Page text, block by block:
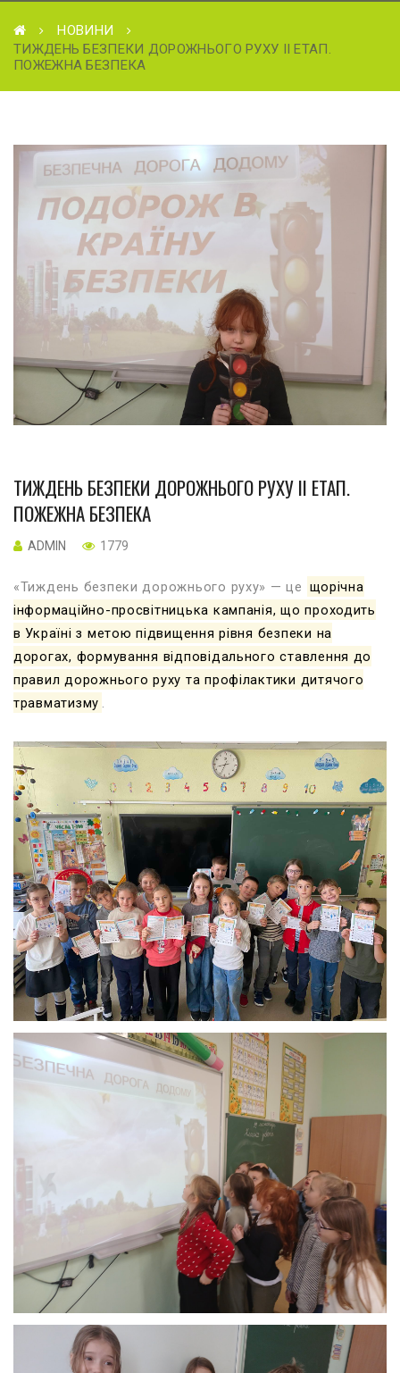
НОВИНИ
ТИЖДЕНЬ БЕЗПЕКИ ДОРОЖНЬОГО РУХУ ІІ ЕТАП.
ПОЖЕЖНА БЕЗПЕКА
ТИЖДЕНЬ БЕЗПЕКИ ДОРОЖНЬОГО РУХУ ІІ ЕТАП.
ПОЖЕЖНА БЕЗПЕКА
ADMIN 1779
«Тиждень безпеки дорожнього руху» — це щорічна
інформаційно-просвітницька кампанія, що проходить
в Україні з метою підвищення рівня безпеки на
дорогах, формування відповідального ставлення до
правил дорожнього руху та профілактики дитячого
травматизму